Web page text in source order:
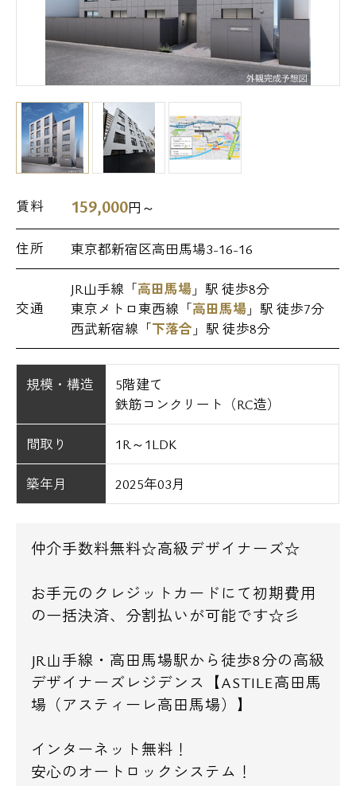
賃料 159,000円～
住所 東京都新宿区高田馬場3-16-16
交通
JR山手線「高田馬場 」駅 徒歩8分
東京メトロ東西線「高田馬場 」駅 徒歩7分
西武新宿線「下落合 」駅 徒歩8分
規模・構造
5階建て
鉄筋コンクリート（RC造）
間取り 1R～1LDK
築年月 2025年03月
仲介手数料無料☆高級デザイナーズ☆
お手元のクレジットカードにて初期費用
の一括決済、分割払いが可能です☆彡
JR山手線・高田馬場駅から徒歩8分の高級
デザイナーズレジデンス【ASTILE高田馬
場（アスティーレ高田馬場）】
インターネット無料！
安心のオートロックシステム！